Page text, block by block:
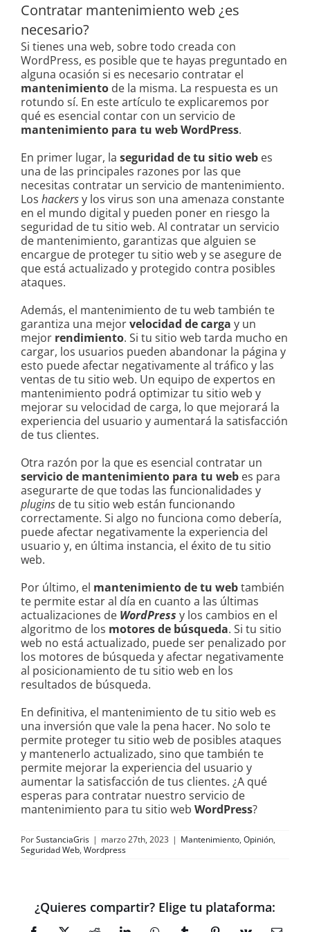
Contratar mantenimiento web ¿es
necesario?
Si tienes una web, sobre todo creada con
WordPress, es posible que te hayas preguntado en
alguna ocasión si es necesario contratar el
mantenimiento de la misma. La respuesta es un
rotundo sí. En este artículo te explicaremos por
qué es esencial contar con un servicio de
mantenimiento para tu web WordPress.
En primer lugar, la seguridad de tu sitio web es
una de las principales razones por las que
necesitas contratar un servicio de mantenimiento.
Los hackersy los virus son una amenaza constante
en el mundo digital y pueden poner en riesgo la
seguridad de tu sitio web. Al contratar un servicio
de mantenimiento, garantizas que alguien se
encargue de proteger tu sitio web y se asegure de
que está actualizado y protegido contra posibles
ataques.
Además, el mantenimiento de tu web también te
garantiza una mejorvelocidad de carga y un
mejor rendimiento. Si tu sitio web tarda mucho en
cargar, los usuarios pueden abandonar la página y
esto puede afectar negativamente al tráfico y las
ventas de tu sitio web. Un equipo de expertos en
mantenimiento podrá optimizar tu sitio web y
mejorar su velocidad de carga, lo que mejorará la
experiencia del usuario y aumentará la satisfacción
de tus clientes.
Otra razón por la que es esencial contratar un
servicio de mantenimiento para tu web es para
asegurarte de que todas las funcionalidades y
plugins de tu sitio web están funcionando
correctamente. Si algo no funciona como debería,
puede afectar negativamente la experiencia del
usuario y, en última instancia, el éxito de tu sitio
web.
Por último, el mantenimiento de tu webtambién
te permite estar al día en cuanto a las últimas
actualizaciones de WordPress y los cambios en el
algoritmo de los motores de búsqueda. Si tu sitio
web no está actualizado, puede ser penalizado por
los motores de búsqueda y afectar negativamente
al posicionamiento de tu sitio web en los
resultados de búsqueda.
En definitiva, el mantenimiento de tu sitio web es
una inversión que vale la pena hacer. No solo te
permite proteger tu sitio web de posibles ataques
y mantenerlo actualizado, sino que también te
permite mejorar la experiencia del usuario y
aumentar la satisfacción de tus clientes. ¿A qué
esperas para contratar nuestro servicio de
mantenimiento para tu sitio web WordPress?
PorSustanciaGris | marzo 27th, 2023 | Mantenimiento, Opinión,
Seguridad Web, Wordpress
¿Quieres compartir? Elige tu plataforma: